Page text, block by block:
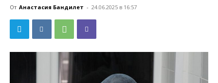
От Анастасия Бандилет - 24.06.2025 в 16:57